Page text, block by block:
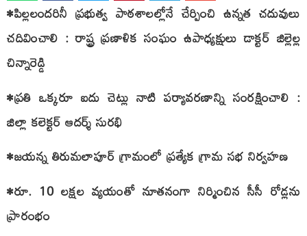
•పిల్లలందరినీ ప్రభుత్వ పాఠశాలల్లోనే చేర్పించి ఉన్నత చదువులు
చదివించాలి : రాష్ట్ర ప్రణాళిక సంఘం ఉపాధ్యక్షులు డాక్టర్ జిల్లెల్ల
చిన్నారెడ్డి
•ప్రతి ఒక్కరూ ఐదు చెట్లు నాటి పర్యావరణాన్ని సంరక్షించాలి :
జిల్లా కలెక్టర్ ఆదర్శ్ సురభి
•జయన్న తిరుమలాపూర్ గ్రామంలో ప్రత్యేక గ్రామ సభ నిర్వహణ
•రూ. 10 లక్షల వ్యయంతో నూతనంగా నిర్మించిన సీసీ రోడ్లను
ప్రారంభం